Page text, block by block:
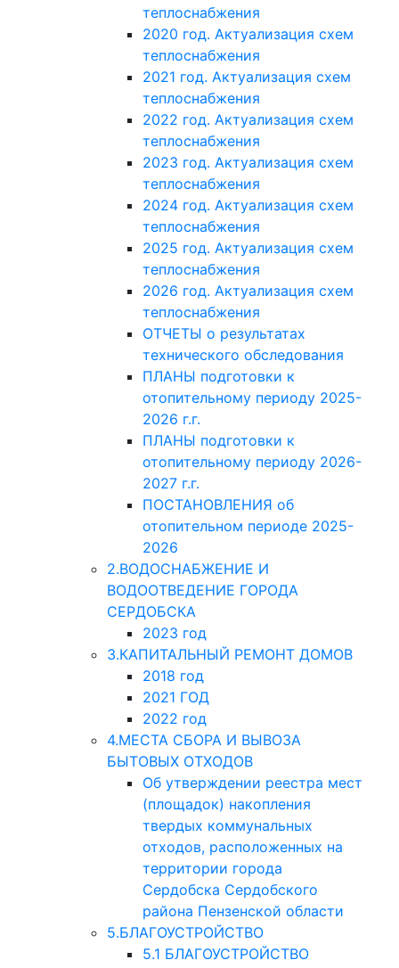
теплоснабжения
2020 год. Актуализация схем
теплоснабжения
2021 год. Актуализация схем
теплоснабжения
2022 год. Актуализация схем
теплоснабжения
2023 год. Актуализация схем
теплоснабжения
2024 год. Актуализация схем
теплоснабжения
2025 год. Актуализация схем
теплоснабжения
2026 год. Актуализация схем
теплоснабжения
ОТЧЕТЫ о результатах
технического обследования
ПЛАНЫ подготовки к
отопительному периоду 2025-
2026 г.г.
ПЛАНЫ подготовки к
отопительному периоду 2026-
2027 г.г.
ПОСТАНОВЛЕНИЯ об
отопительном периоде 2025-
2026
2.ВОДОСНАБЖЕНИЕ И
ВОДООТВЕДЕНИЕ ГОРОДА
СЕРДОБСКА
2023 год
3.КАПИТАЛЬНЫЙ РЕМОНТ ДОМОВ
2018 год
2021 ГОД
2022 год
4.МЕСТА СБОРА И ВЫВОЗА
БЫТОВЫХ ОТХОДОВ
Об утверждении реестра мест
(площадок) накопления
твердых коммунальных
отходов, расположенных на
территории города
Сердобска Сердобского
района Пензенской области
5.БЛАГОУСТРОЙСТВО
5.1 БЛАГОУСТРОЙСТВО